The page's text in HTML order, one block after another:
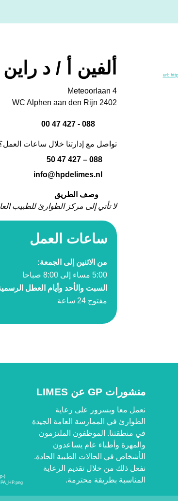
ألفين أ / د راين
عنوان٪ s
Meteoorlaan 4
الرمز البريدي لـ٪ s
2402 WC Alphen aan den Rijn
رقم هاتف٪ s
تواصل مع إدارتنا خلال ساعات
رقم الإدارة٪ s
088 – 427 47 50
البريد الإلكتروني لإدارة ألفين أ / د راين
info@hpdelimes.nl
وصف الطريق
لا تأتي إلى مركز الطوارئ للطبيب
ساعات العمل
من الاثنين إلى الجمعة:
5:00 مساء إلى 8:00 صباحا
السبت والأحد وأيام العطل
مفتوح 24 ساعة
منشورات GP عن LIMES
نعمل معا وبسرور على رعاية
الطوارئ في الممارسة العامة الجيدة
في منطقتنا. الموظفون الملتزمون
والمهرة وأطباء عام يساعدون
الأشخاص في الحالات الطبية الحادة.
نفعل ذلك من خلال تقديم الرعاية
المناسبة بطريقة محترمة.